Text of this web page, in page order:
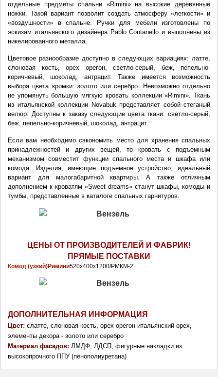
отдельные предметы спальни «Rimini» на высокие деревянные
ножки. Такой вариант позволит создать атмосферу «легкости» и
«воздушности» в спальне. Ручки для мебели изготовлены по
эскизам итальянского дизайнера Pablo Contanello и выполнены из
никелированного металла.
Цветовое разнообразие доступно в следующих вариациях: латте,
слоновая кость, орех орегон, светло-серый, беж, пепельно-
коричневый, шоколад, антрацит. Также имеется возможность
выбора цвета кромки: золото или серебро. Невозможно отдельно
не упомянуть большую мягкую кровать коллекции «Rimini». Ткань
из итальянской коллекции Novabuk представляет собой стеганый
велюр. Доступны к заказу следующие цвета ткани: светло-серый,
беж, пепельно-коричневый, шоколад, антрацит.
Если вам необходимо сэкономить место для хранения спальных
принадлежностей и других вещей, то кровать с подъемным
механизмом совместит функции спального места и шкафа или
комода. Изделия, имеющие подъемное устройство, идеальный
вариант для малогабаритной квартиры. А также отличным
дополнением к кроватям «Sweet dreams» станут шкафы, комоды и
тумбы, представленные в каталоге спальных гарнитуров.
ЦЕНЫ ОТ ПРОИЗВОДИТЕЛЕЙ И ФАБРИК!
ПРЯМЫЕ ПОСТАВКИ
Комод (узкий)Римини520х400х1200/РМКМ-2
ДОПОЛНИТЕЛЬНАЯ ИНФОРМАЦИЯ
Цвет: слатте, слоновая кость, орех орегон итальянский орех,
элементы декора - золото или серебро
Материал фасадов: ЛМДФ, ЛДСП, фигурные накладки из
высокопрочного ППУ (пенополиуретана)